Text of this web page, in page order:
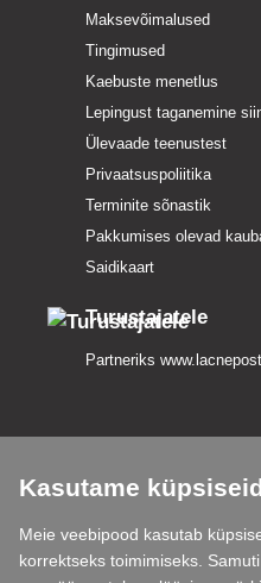
Maksevõimalused
Tingimused
Kaebuste menetlus
Lepingust taganemine
Ülevaade teenustest
Privaatsuspoliitika
Terminite sõnastik
Pakkumises olevad
Saidikaart
Turustajatele
Partneriks
Anname teile alati
Kaebusi käsitletakse 24
Kasutame
Meie veebipood kasutab
korrektseks toimimiseks.